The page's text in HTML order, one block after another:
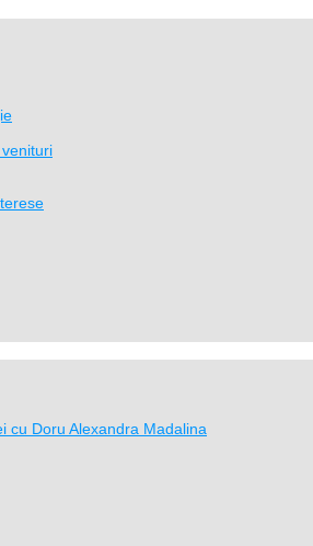
cu Doru Alexandra Madalina